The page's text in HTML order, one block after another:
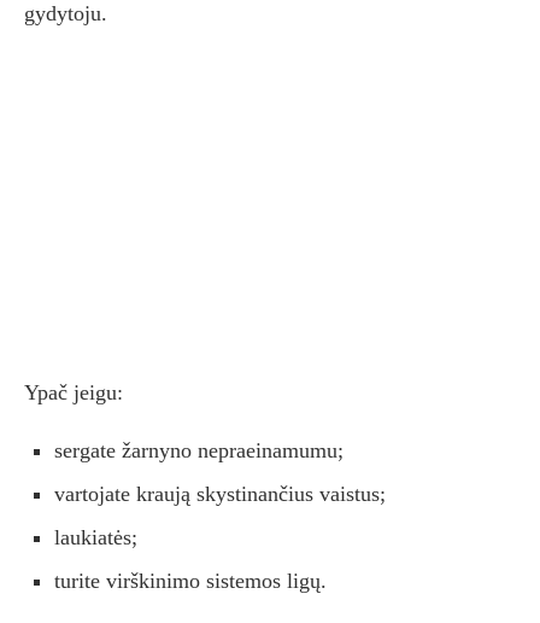
gydytoju.
Ypač jeigu:
sergate žarnyno nepraeinamumu;
vartojate kraują skystinančius vaistus;
laukiatės;
turite virškinimo sistemos ligų.